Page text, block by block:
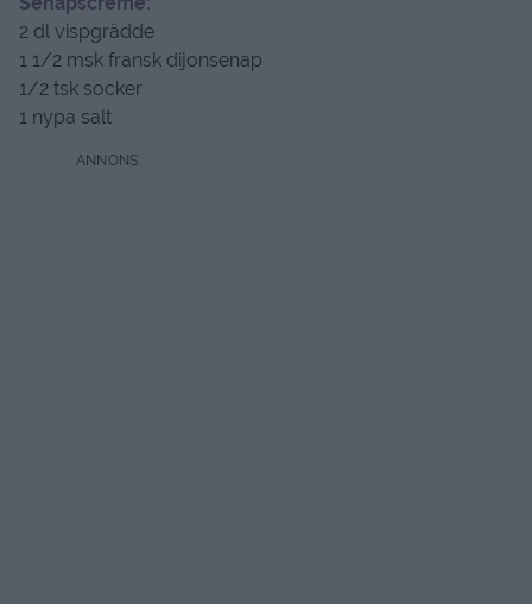
2 dl vispgrädde
1 1/2 msk fransk dijonsenap
1/2 tsk socker
1 nypa salt